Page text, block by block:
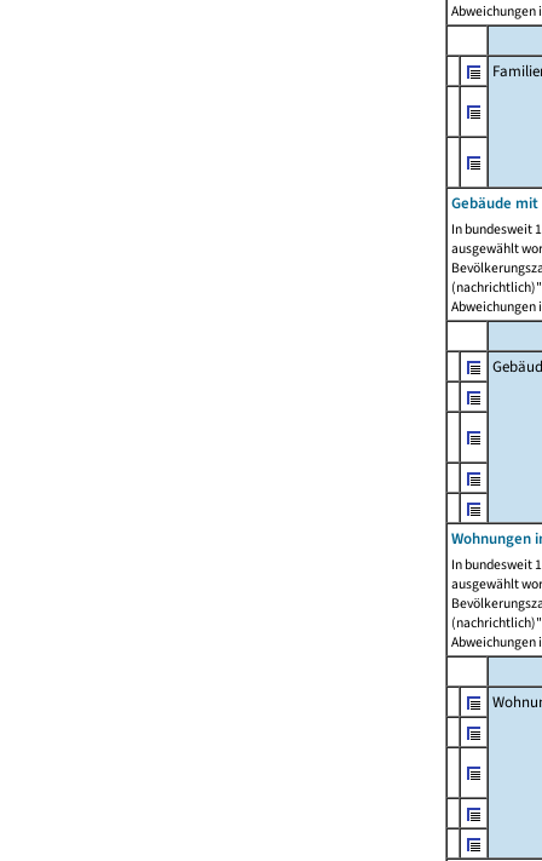
Abweichungen
Gebäude
In bundesweit
ausgewählt
Abweichungen
Wohnungen
In bundesweit
ausgewählt
Abweichungen